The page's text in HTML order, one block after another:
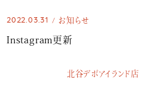
2022.03.31 お知らせ
Instagram更新
北谷デポアイランド店